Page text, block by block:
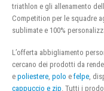
triathlon e gli allenamento
Competition per le squadre
sublimate e 100%
L’offerta abbigliamento
cercano dei prodotti da
e poliestere, polo e felpe,
cappuccio e zip. Tutti i